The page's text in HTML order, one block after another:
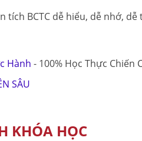
tích BCTC dễ hiểu, dễ nhớ, dễ
Hành - 100% Học Thực Chiến
SÂU
KHÓA HỌC